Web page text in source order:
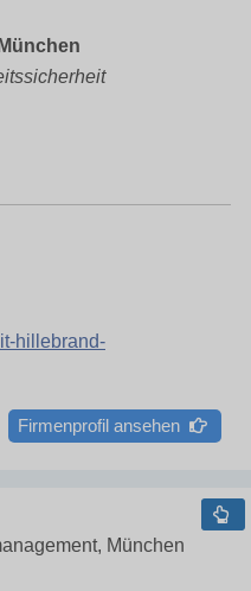
hillebrand-
Firmenprofil ansehen
München